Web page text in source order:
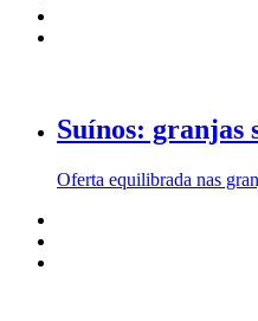
Suínos: granjas
Oferta equilibrada nas